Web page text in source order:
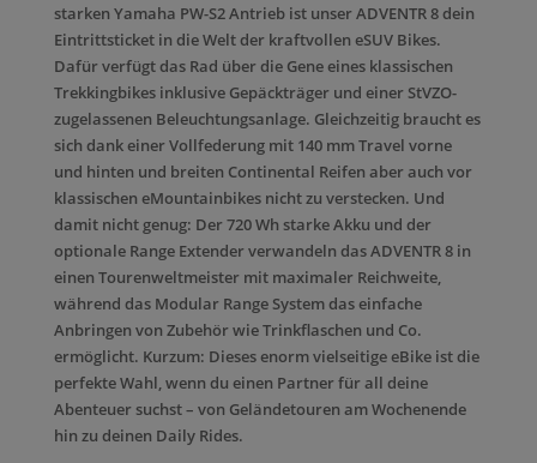
starken Yamaha PW-S2 Antrieb ist unser ADVENTR 8 dein
Eintrittsticket in die Welt der kraftvollen eSUV Bikes.
Dafür verfügt das Rad über die Gene eines klassischen
Trekkingbikes inklusive Gepäckträger und einer StVZO-
zugelassenen Beleuchtungsanlage. Gleichzeitig braucht es
sich dank einer Vollfederung mit 140 mm Travel vorne
und hinten und breiten Continental Reifen aber auch vor
klassischen eMountainbikes nicht zu verstecken. Und
damit nicht genug: Der 720 Wh starke Akku und der
optionale Range Extender verwandeln das ADVENTR 8 in
einen Tourenweltmeister mit maximaler Reichweite,
während das Modular Range System das einfache
Anbringen von Zubehör wie Trinkflaschen und Co.
ermöglicht. Kurzum: Dieses enorm vielseitige eBike ist die
perfekte Wahl, wenn du einen Partner für all deine
Abenteuer suchst – von Geländetouren am Wochenende
hin zu deinen Daily Rides.